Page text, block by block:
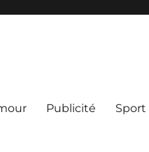
Publicité Sport